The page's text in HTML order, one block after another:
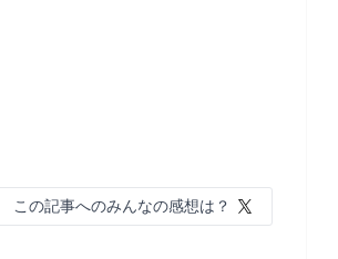
この記事へのみんなの感想は？